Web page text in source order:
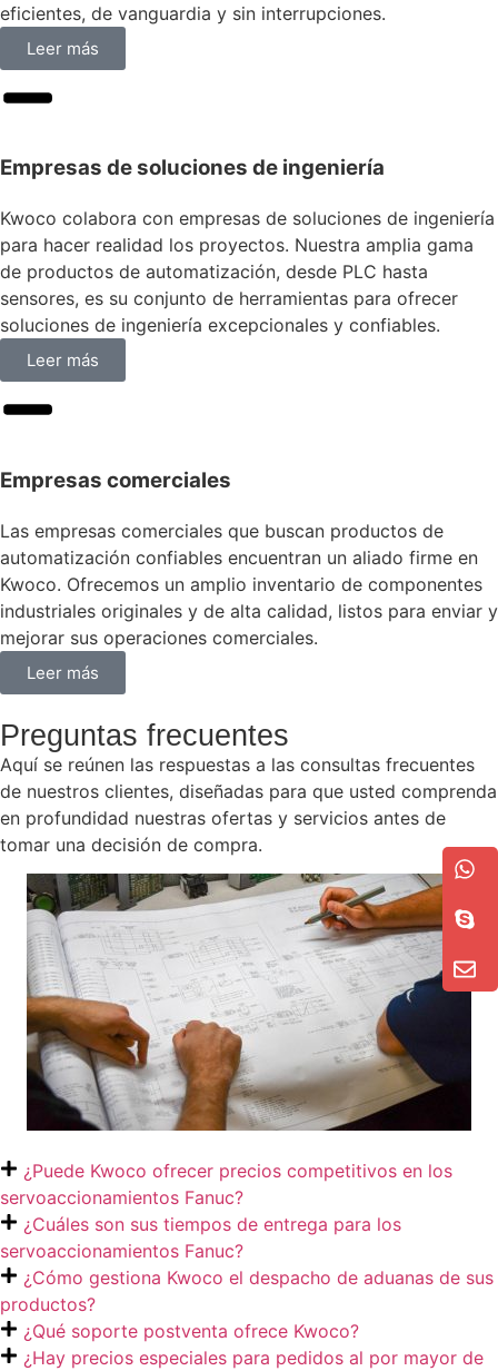
eficientes, de vanguardia y sin interrupciones.
Leer más
Empresas de soluciones de ingeniería
Kwoco colabora con empresas de soluciones de ingeniería
para hacer realidad los proyectos. Nuestra amplia gama
de productos de automatización, desde PLC hasta
sensores, es su conjunto de herramientas para ofrecer
soluciones de ingeniería excepcionales y confiables.
Leer más
Empresas comerciales
Las empresas comerciales que buscan productos de
automatización confiables encuentran un aliado firme en
Kwoco. Ofrecemos un amplio inventario de componentes
industriales originales y de alta calidad, listos para enviar y
mejorar sus operaciones comerciales.
Leer más
Preguntas frecuentes
Aquí se reúnen las respuestas a las consultas frecuentes
de nuestros clientes, diseñadas para que usted comprenda
en profundidad nuestras ofertas y servicios antes de
tomar una decisión de compra.
¿Puede Kwoco ofrecer precios competitivos en los
servoaccionamientos Fanuc?
¿Cuáles son sus tiempos de entrega para los
servoaccionamientos Fanuc?
¿Cómo gestiona Kwoco el despacho de aduanas de sus
productos?
¿Qué soporte postventa ofrece Kwoco?
¿Hay precios especiales para pedidos al por mayor de